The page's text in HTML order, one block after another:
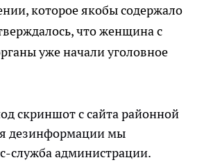
которое якобы содержало
что женщина с
уже начали уголовное
скриншот с сайта районной
дезинформации мы
служба администрации.